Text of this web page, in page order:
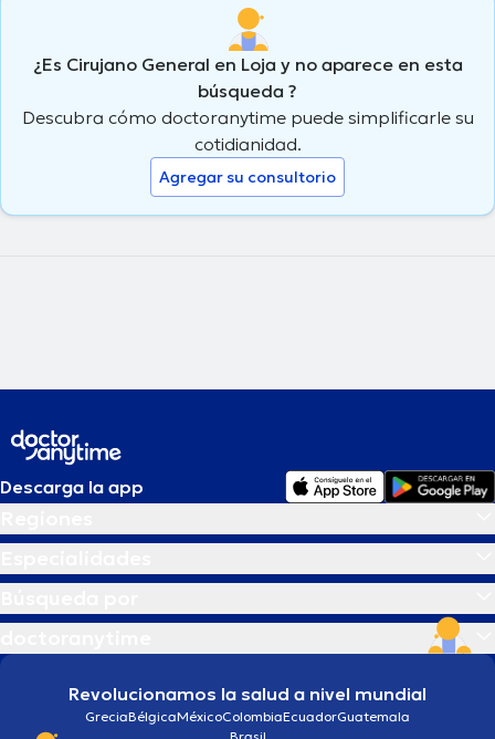
¿Es Cirujano General en Loja y no aparece en esta
búsqueda ?
Descubra cómo doctoranytime puede simplificarle su
cotidianidad.
Agregar su consultorio
Descarga la app
Revolucionamos la salud a nivel mundial
GreciaBélgicaMéxicoColombiaEcuadorGuatemala